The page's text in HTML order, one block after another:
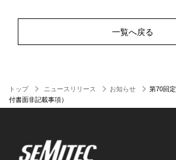
一覧へ戻る
トップ ニュースリリース お知らせ
第70回
付書面非記載事項）